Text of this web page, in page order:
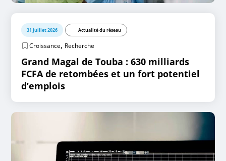
31 juillet 2026 Actualité du réseau
Croissance, Recherche
Grand Magal de Touba : 630 milliards
FCFA de retombées et un fort potentiel
d’emplois